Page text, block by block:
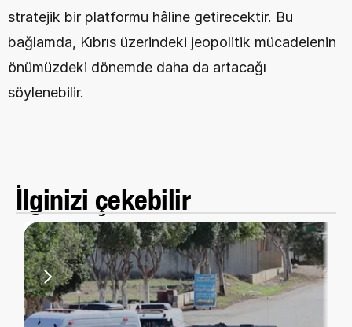
stratejik bir platformu hâline getirecektir. Bu
bağlamda, Kıbrıs üzerindeki jeopolitik mücadelenin
önümüzdeki dönemde daha da artacağı
söylenebilir.
İlginizi çekebilir